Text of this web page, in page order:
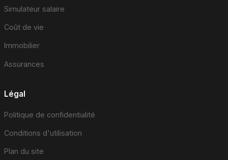
Simulateur salaire
Coût de vie
Immobilier
Assurances
Légal
Politique de confidentialité
Conditions d'utilisation
Plan du site